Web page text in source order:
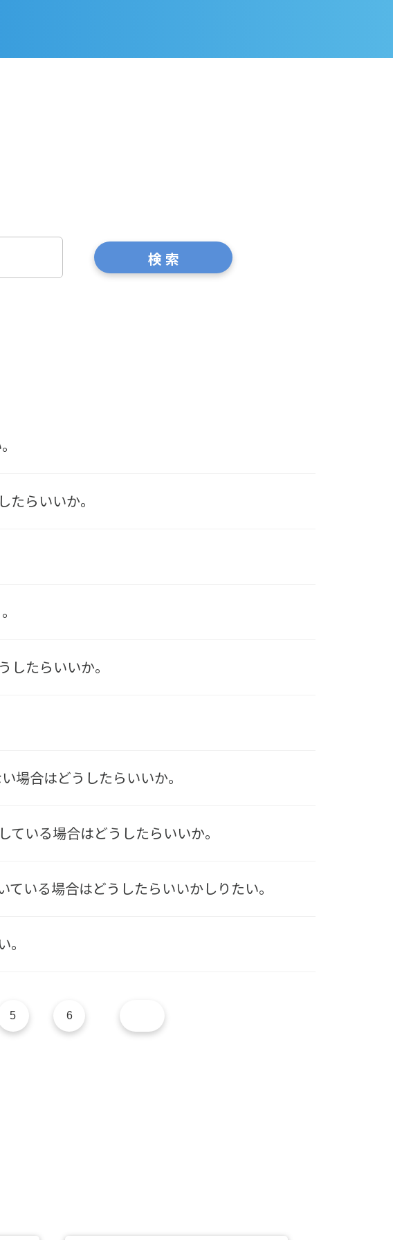
たらいいか。
したらいいか。
場合はどうしたらいいか。
ている場合はどうしたらいいか。
いる場合はどうしたらいいかしりたい。
。
5 6